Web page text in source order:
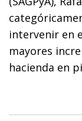
intervenir en
mayores
hacienda en